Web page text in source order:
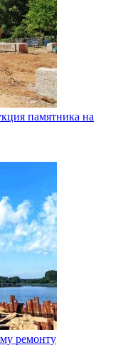
памятника на
ремонту